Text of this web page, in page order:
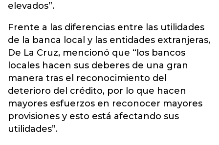
elevados”.
Frente a las diferencias entre las utilidades
de la banca local y las entidades extranjeras,
De La Cruz, mencionó que “los bancos
locales hacen sus deberes de una gran
manera tras el reconocimiento del
deterioro del crédito, por lo que hacen
mayores esfuerzos en reconocer mayores
provisiones y esto está afectando sus
utilidades”.